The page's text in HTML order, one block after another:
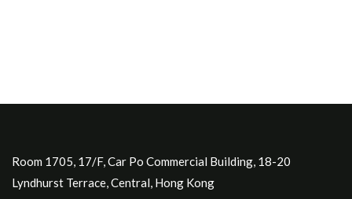
Room 1705, 17/F, Car Po Commercial Building, 18-20
Lyndhurst Terrace, Central, Hong Kong